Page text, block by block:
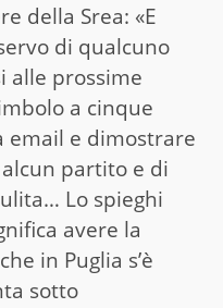
della Srea: «E
di qualcuno
alle prossime
a cinque
email e dimostrare
partito e di
Lo spieghi
avere la
in Puglia s’è
sotto